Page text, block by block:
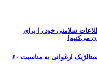
سلامتی خود را برای
می‌کنیم!
رونمایی از دوج چارجر ۲۰۲۷ با رنگ نوستالژیک ارغوانی به مناسبت ۶۰